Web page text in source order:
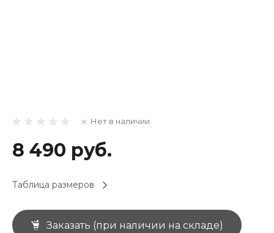
Нет в наличии
8 490 руб.
Таблица размеров
Заказать (при наличии на складе)